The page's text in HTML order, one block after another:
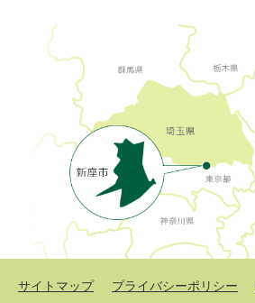
サイトマップ プライバシーポリシー